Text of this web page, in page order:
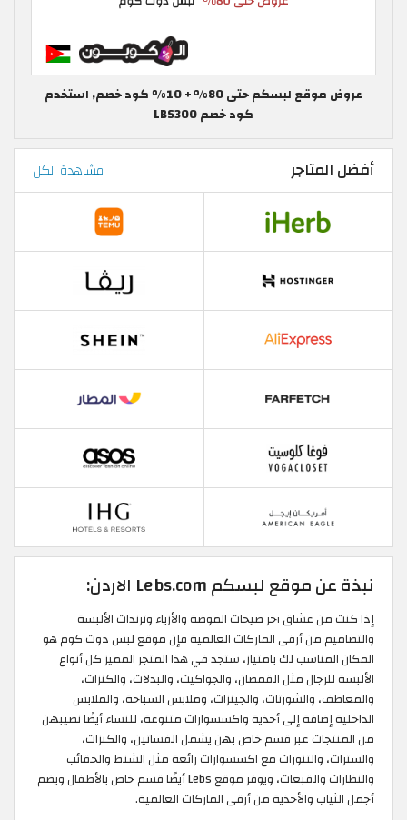
عروض موقع لبسكم حتى 80% + 10% كود خصم, استخدم
كود خصم LBS300
أفضل المتاجر مشاهدة الكل
نبذة عن موقع لبسكم Lebs.com الاردن:
إذا كنت من عشاق آخر صيحات الموضة والأزياء وترندات الألبسة
والتصاميم من أرقى الماركات العالمية فإن موقع لبس دوت كوم هو
المكان المناسب لك بامتياز، ستجد في هذا المتجر المميز كل أنواع
الألبسة للرجال مثل القمصان، والجواكيت، والبدلات، والكنزات،
والمعاطف، والشورتات، والجينزات، وملابس السباحة، والملابس
الداخلية إضافة إلى أحذية واكسسوارات متنوعة، للنساء أيضًا نصيبهن
من المنتجات عبر قسم خاص بهن يشمل الفساتين، والكنزات،
والسترات، والتنورات مع اكسسوارات رائعة مثل الشنط والحقائب
والنظارات والقبعات، ويوفر موقع Lebs أيضًا قسم خاص بالأطفال ويضم
أجمل الثياب والأحذية من أرقى الماركات العالمية.